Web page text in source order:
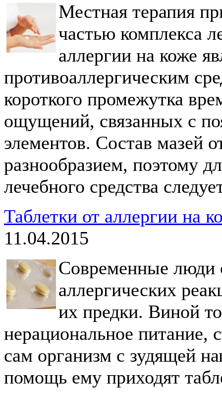
Местная терапия
частью комплекса
аллергии на коже
противоаллергическим
короткого промежутка
ощущений, связанных с
элементов. Состав мазей
разнообразием, поэтому
лечебного средства
Таблетки от аллергии на
11.04.2015
Современные люди
аллергических
их предки. Виной
нерациональное питание,
сам организм с зудящей
помощь ему приходят